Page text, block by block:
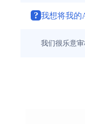
? 我想将我的
我们很乐意